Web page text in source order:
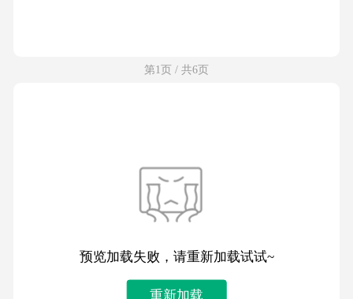
第1页 / 共6页
预览加载失败，请重新加载试试~
重新加载